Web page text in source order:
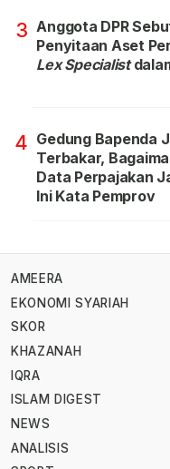
3 Anggota DPR
Penyitaan Aset
Lex Specialist
4 Gedung Bapenda
Terbakar,
Data Perpajakan
Ini Kata Pemprov
AMEERA
EKONOMI SYARIAH
SKOR
KHAZANAH
IQRA
ISLAM DIGEST
NEWS
ANALISIS